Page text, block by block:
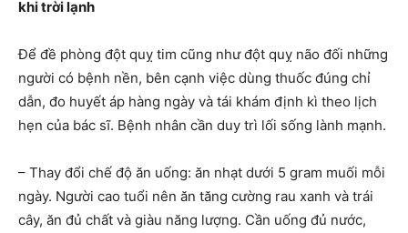
khi trời lạnh
Để đề phòng đột quỵ tim cũng như đột quỵ não đối những
người có bệnh nền, bên cạnh việc dùng thuốc đúng chỉ
dẫn, đo huyết áp hàng ngày và tái khám định kì theo lịch
hẹn của bác sĩ. Bệnh nhân cần duy trì lối sống lành mạnh.
– Thay đổi chế độ ăn uống: ăn nhạt dưới 5 gram muối mỗi
ngày. Người cao tuổi nên ăn tăng cường rau xanh và trái
cây, ăn đủ chất và giàu năng lượng. Cần uống đủ nước,